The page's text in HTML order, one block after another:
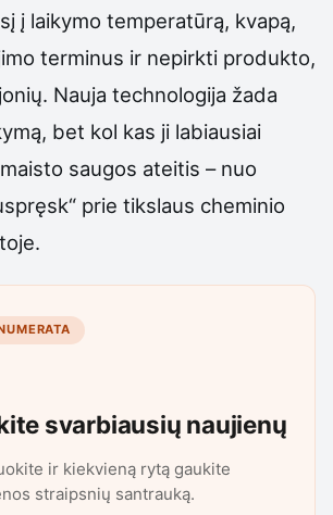
į laikymo temperatūrą, kvapą,
terminus ir nepirkti produkto,
Nauja technologija žada
bet kol kas ji labiausiai
saugos ateitis – nuo
prie tikslaus cheminio
svarbiausių naujienų
ir kiekvieną rytą gaukite
straipsnių santrauką.